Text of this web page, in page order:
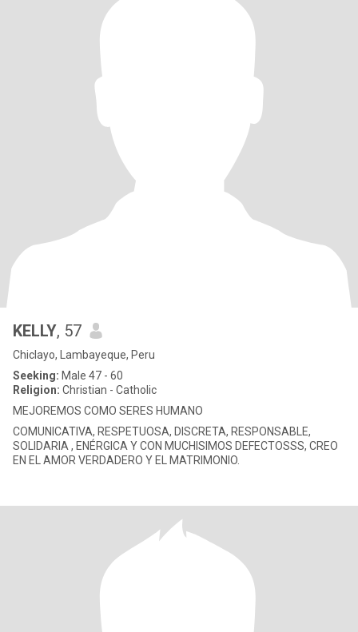
KELLY, 57
Chiclayo, Lambayeque, Peru
Seeking: Male 47 - 60
Religion: Christian - Catholic
MEJOREMOS COMO SERES HUMANO
COMUNICATIVA, RESPETUOSA, DISCRETA, RESPONSABLE,
SOLIDARIA , ENÉRGICA Y CON MUCHISIMOS DEFECTOSSS, CREO
EN EL AMOR VERDADERO Y EL MATRIMONIO.